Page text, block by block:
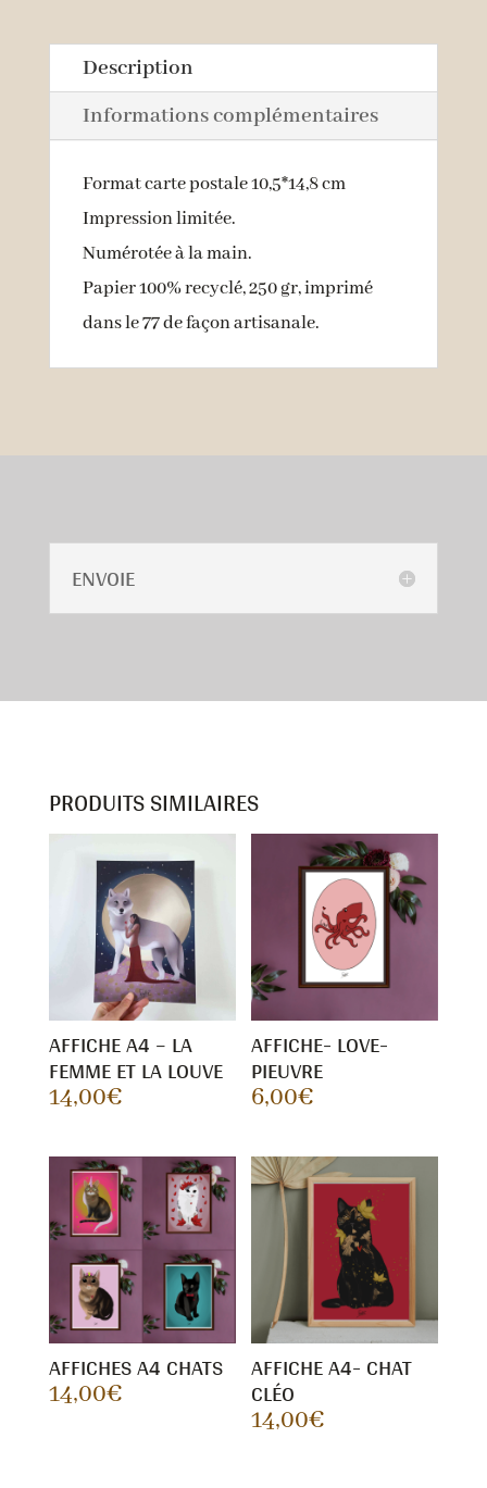
Description
Informations complémentaires
Format carte postale 10,5*14,8 cm
Impression limitée.
Numérotée à la main.
Papier 100% recyclé, 250 gr, imprimé
dans le 77 de façon artisanale.
ENVOIE
PRODUITS SIMILAIRES
AFFICHE A4 – LA
FEMME ET LA LOUVE
14,00€
AFFICHE- LOVE-
PIEUVRE
6,00€
AFFICHES A4 CHATS
14,00€
AFFICHE A4- CHAT
CLÉO
14,00€